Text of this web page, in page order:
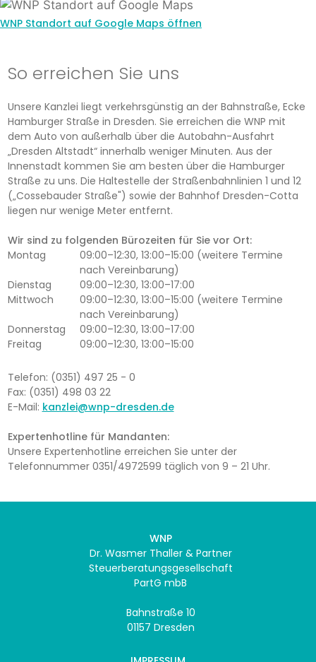
WNP Standort auf Google Maps öffnen
So erreichen Sie uns
Unsere Kanzlei liegt verkehrsgünstig an der Bahnstraße, Ecke
Hamburger Straße in Dresden. Sie erreichen die WNP mit
dem Auto von außerhalb über die Autobahn-Ausfahrt
„Dresden Altstadt“ innerhalb weniger Minuten. Aus der
Innenstadt kommen Sie am besten über die Hamburger
Straße zu uns. Die Haltestelle der Straßenbahnlinien 1 und 12
(„Cossebauder Straße") sowie der Bahnhof Dresden-Cotta
liegen nur wenige Meter entfernt.
Wir sind zu folgenden Bürozeiten für Sie vor Ort:
Montag
09:00–12:30, 13:00–15:00 (weitere Termine
nach Vereinbarung)
Dienstag
09:00–12:30, 13:00–17:00
Mittwoch
09:00–12:30, 13:00–15:00 (weitere Termine
nach Vereinbarung)
Donnerstag
09:00–12:30, 13:00–17:00
Freitag
09:00–12:30, 13:00–15:00
Telefon: (0351) 497 25 - 0
Fax: (0351) 498 03 22
E-Mail: kanzlei@wnp-dresden.de
Expertenhotline für Mandanten:
Unsere Expertenhotline erreichen Sie unter der
Telefonnummer 0351/4972599 täglich von 9 – 21 Uhr.
WNP
Dr. Wasmer Thaller & Partner
Steuerberatungsgesellschaft
PartG mbB
Bahnstraße 10
01157 Dresden